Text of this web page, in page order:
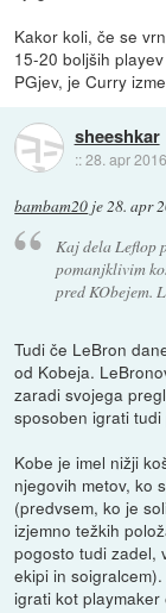
Kakor koli, če se
15-20 boljših
PGjev, je Curry
sheeshkar
::28. apr
bambam20 je28. apr
Kaj dela Leflop
pomanjklivim
pred KObejem.
Tudi če LeBron
od Kobeja.
zaradi svojega
sposoben igrati
Kobe je imel nižji
njegovih metov, ko
(predvsem, ko je
izjemno težkih
pogosto tudi zadel,
ekipi in
igrati kot